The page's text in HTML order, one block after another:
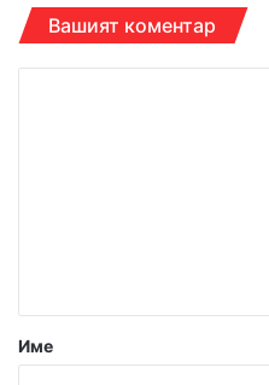
Вашият коментар
р
Име